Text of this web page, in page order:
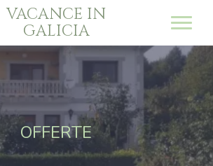
VACANCE IN
GALICIA
OFFERTE